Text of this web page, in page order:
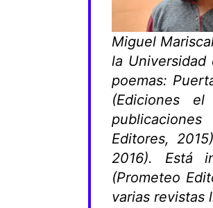
Miguel
la
poemas:
(Ediciones
Editores,
2016). Está
(Prometeo
varias revistas